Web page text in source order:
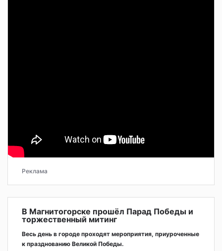
Реклама
В Магнитогорске прошёл Парад Победы и
торжественный митинг
Весь день в городе проходят мероприятия, приуроченные
к празднованию Великой Победы.